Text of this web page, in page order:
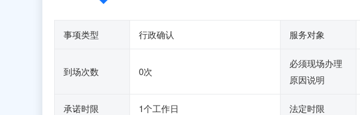
事项类型 行政确认 服务对象
到场次数 0次
必须现场办理
原因说明
承诺时限 1个工作日 法定时限